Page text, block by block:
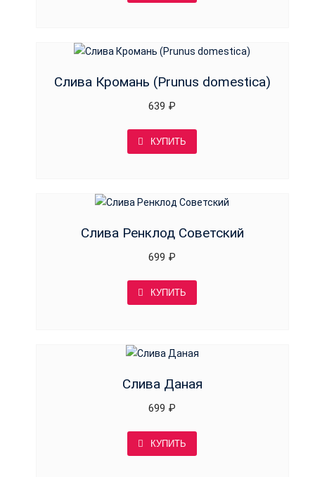
Слива Кромань (Prunus domestica)
639 ₽
КУПИТЬ
Слива Ренклод Советский
699 ₽
КУПИТЬ
Слива Даная
699 ₽
КУПИТЬ